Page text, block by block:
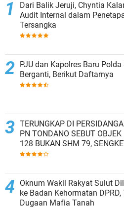
Dari Balik Jeruji, Chyntia
Audit Internal dalam
Tersangka
PJU dan Kapolres Baru
Berganti, Berikut Daftarnya
TERUNGKAP DI
PN TONDANO SEBUT OBJEK
128 BUKAN SHM 79,
MINAHASA BERLANJUT KE
Oknum Wakil Rakyat Sulut
ke Badan Kehormatan DPRD,
Dugaan Mafia Tanah